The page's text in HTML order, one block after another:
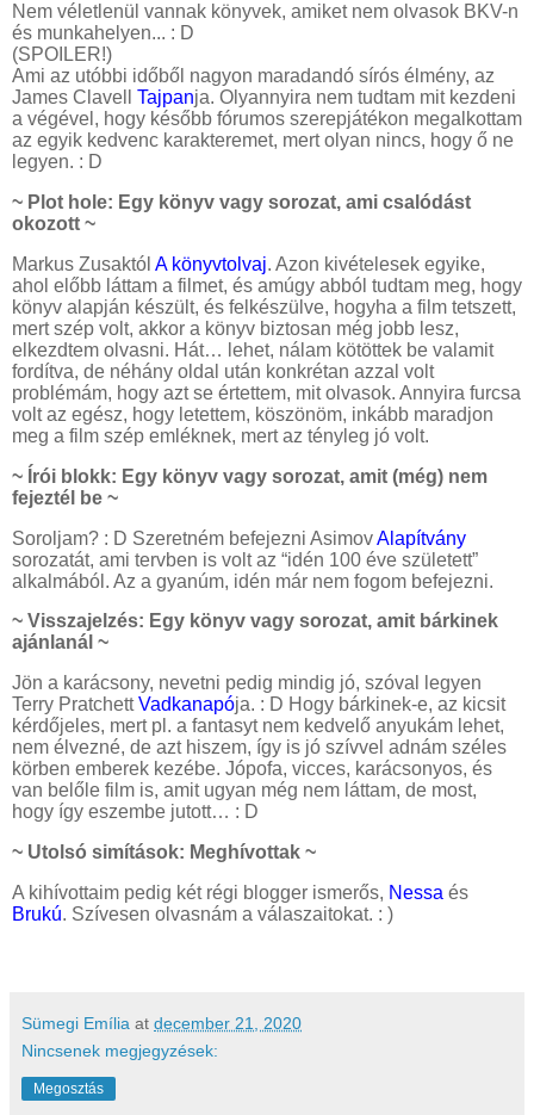
Nem véletlenül vannak könyvek, amiket nem olvasok BKV-n
és munkahelyen... : D
(SPOILER!)
Ami az utóbbi időből nagyon maradandó sírós élmény, az
James Clavell Tajpanja. Olyannyira nem tudtam mit kezdeni
a végével, hogy később fórumos szerepjátékon megalkottam
az egyik kedvenc karakteremet, mert olyan nincs, hogy ő ne
legyen. : D
~ Plot hole: Egy könyv vagy sorozat, ami csalódást
okozott ~
Markus Zusaktól A könyvtolvaj. Azon kivételesek egyike,
ahol előbb láttam a filmet, és amúgy abból tudtam meg, hogy
könyv alapján készült, és felkészülve, hogyha a film tetszett,
mert szép volt, akkor a könyv biztosan még jobb lesz,
elkezdtem olvasni. Hát… lehet, nálam kötöttek be valamit
fordítva, de néhány oldal után konkrétan azzal volt
problémám, hogy azt se értettem, mit olvasok. Annyira furcsa
volt az egész, hogy letettem, köszönöm, inkább maradjon
meg a film szép emléknek, mert az tényleg jó volt.
~ Írói blokk: Egy könyv vagy sorozat, amit (még) nem
fejeztél be ~
Soroljam? : D Szeretném befejezni AsimovAlapítvány
sorozatát, ami tervben is volt az “idén 100 éve született”
alkalmából. Az a gyanúm, idén már nem fogom befejezni.
~ Visszajelzés: Egy könyv vagy sorozat, amit bárkinek
ajánlanál ~
Jön a karácsony, nevetni pedig mindig jó, szóval legyen
Terry PratchettVadkanapója. : D Hogy bárkinek-e, az kicsit
kérdőjeles, mert pl. a fantasyt nem kedvelő anyukám lehet,
nem élvezné, de azt hiszem, így is jó szívvel adnám széles
körben emberek kezébe. Jópofa, vicces, karácsonyos, és
van belőle film is, amit ugyan még nem láttam, de most,
hogy így eszembe jutott… : D
~ Utolsó simítások: Meghívottak ~
A kihívottaim pedig két régi blogger ismerős, Nessa és
Brukú. Szívesen olvasnám a válaszaitokat. : )
Sümegi Emília at december 21, 2020
Nincsenek megjegyzések:
Megosztás